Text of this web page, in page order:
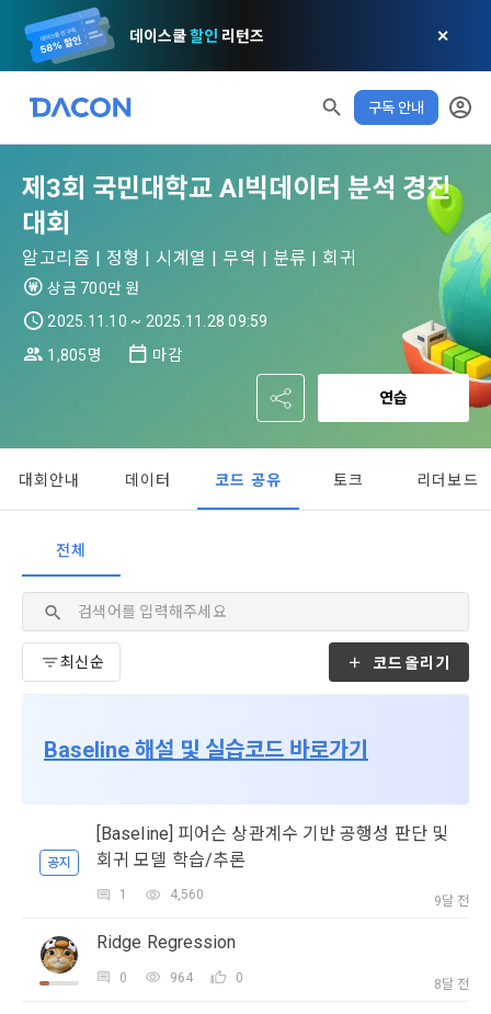
데이스쿨할인 리턴즈 ✕
구독 안내
알림 모두 삭제 닫기
XP 안내
다음 레벨까지
0/150 XP
0 / 800 0
0
메일 인증 필요
시 보내시겠습니까?
[데이콘] 회원가입 인증메일
을 위한 필수 절차입니다. 아래 이메일을 인증하여 회원가입 절
차를 완료하여 주시기 바랍니다.
제 1 조 (목적)
본 약관은 데이콘 주식회사(이하 “회사”)와 “회원” 간에 정보 서
비스를 이용하는 조건 및 절차에 관한 필요한 사항을 약속하여
규정하는 데 그 목적이 있다. “회원”은 모든 약관에 동의해야 하
며, 어떤 방식이든 본 서비스를 사용한다는 것은 “회원”이 본 약
관의 전부에 동의한다는 것을 의미하며 본 약관은 “회원”이 서비
스를 사용하는 동안 계속 유효하다. 본 약관은 저작권 분쟁 정책
제 2 조 (용어의 정의)
이 약관에서 사용하는 용어의 정의는 아래와 같다.
여 컴퓨터 등 정보 통신 설비를 이용하여 설정한 가상의 영업장
가. ***.dacon.io
2. "서비스"라 함은 “대회”, “교육”, “인재풀 등록” 등 사이트에서
제공하는 모든 서비스를 말한다. 그 외 "회사"가 운영하는 사이
트를 통해 개인이 등록한 자료를 DB화하여 각각의 목적에 맞게
3. "개인회원"이라 함은 서비스를 이용하기 위하여 이 약관에 동
의하고 "회사"와 이용 계약을 체결한 개인을 말한다.
용 의뢰 “기업회원”에게 개인정보, 프로젝트, 코드 등을 제공하
는 것에 동의한 “개인회원”을 말한다.
5. “기업회원”이라 함은 “회사”에 대회의 주최를 의뢰하거나, 채
인 또는 법인을 말한다.
6. “해커톤”이라 함은 “회사”가 “사이트”에 출제한 문제에 “개인
데이콘은 이용자 개인정보 보호를 여러 경영요소 가운데 최
우선의 가치로 두고 있습니다. 데이콘주식회사(이하 ‘데이콘’ 또
는 ‘회사’)는 서비스 기획부터 종료까지 정보통신망 이용촉진 및
정보보호 등에 관한 법률(이하 ‘정보통신망법’), 개인정보보호법
등 국내의 개인정보 보호 법령을 철저히 준수합니다.
1. 개인정보처리방침의 의의
데이콘이 어떤 정보를 수집하고, 수집한 정보를 어떻게 사용하
적을 달성한 정보를 언제, 어떻게 파기 하는지 등 ‘개인정보의 한
살이’와 관련한 정보를 투명하게 제공합니다.
정보주체로서 이용자는 자신의 개인정보에 대해 어떤 권리를 가
지고 있으며, 이를 어떤 방법과 절차로 행사할 수 있는지를 알려
개인정보 침해사고가 발생하는 경우, 추가적인 피해를 예방하고
이미 발생한 피해를 복구하기 위해 누구에게 연락하여 어떤 도
움을 받을 수 있는지 알려 드립니다.
리 및 의무 관계를 규정하여 이용자의 ‘개인정보자기결정권’을
보장하는 수단이 됩니다.
1. 광고성 정보의 이용목적
DACON이 제공하는 이용자 맞춤형 서비스 및 상품 추천, 각종
경품 행사, 이벤트, 경진대회 홍보 목적 등의 광고성 정보를 전자
우편이나
서신우편, 문자(SMS 또는 카카오 알림톡), 푸시, 전화 등을 통해
- 마케팅 수신 동의는 거부하실 수 있으며 동의 이후에라도 고객
의 의사에 따라 동의를 철회할 수 있습니다.
동의를 거부 하시더라도 DACON에서 제공하는 서비스의 이용
단, 할인, 이벤트 및 이용자 맞춤형 상품 추천 등의 마케팅 정보
2. 미동의 시 불이익 사항
개인정보보호법 제22조 제5항에 의해 선택정보 사항에 대해서
단, 할인, 이벤트 및 이용자 맞춤형 상품 추천 등의 마케팅 정보
안내 서비스가 제한됩니다.
3. 서비스 정보 수신 동의 철회
DACON에서 제공하는 마케팅 정보를 원하지 않을 경우 ‘홈>계
정관리 페이지의 하단 마케팅(대회 진행, 교육 등) 정보 수신 동
또한 향후 마케팅 활용에 새롭게 동의하고자 하는 경우에는 ‘홈>
계정관리 페이지의 하단 마케팅(대회 진행, 교육 등) 정보 수신
제3회 국민대학교 AI빅데이터 분석 경진
대회
알고리즘 | 정형 | 시계열 | 무역 | 분류 | 회귀
상금 700만 원
2025.11.10 ~ 2025.11.28 09:59
1,805명
마감
연습
대회안내 데이터 코드 공유 토크 리더보드
전체
코드올리기
Baseline 해설 및 실습코드 바로가기
공지
[Baseline] 피어슨 상관계수 기반 공행성 판단 및
회귀 모델 학습/추론
1 4,560 9달 전
Ridge Regression
0 964 0 8달 전